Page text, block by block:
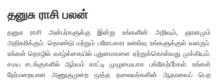
தனுசு ராசி பலன்
தனுசு ராசி அன்பர்களுக்கு இன்று உங்களின் அறிவும், ஞானமும்
அதிகரிக்கும். தொண்டு மற்றும் பரோபகார உணர்வு உங்களுக்குள் வளரும்.
உங்கள் தொழில் வாழ்க்கையில் புதுமைகளை ஏற்றுக்கொள்வது முக்கியம்.
சமய சடங்குகளில் ஆர்வம் காட்டி முழுமையாக பங்கேற்பீர்கள். உங்கள்
நேர்மறையான அணுகுமுறை மூத்த தலைவர்களின் ஆதரவைப் பெற